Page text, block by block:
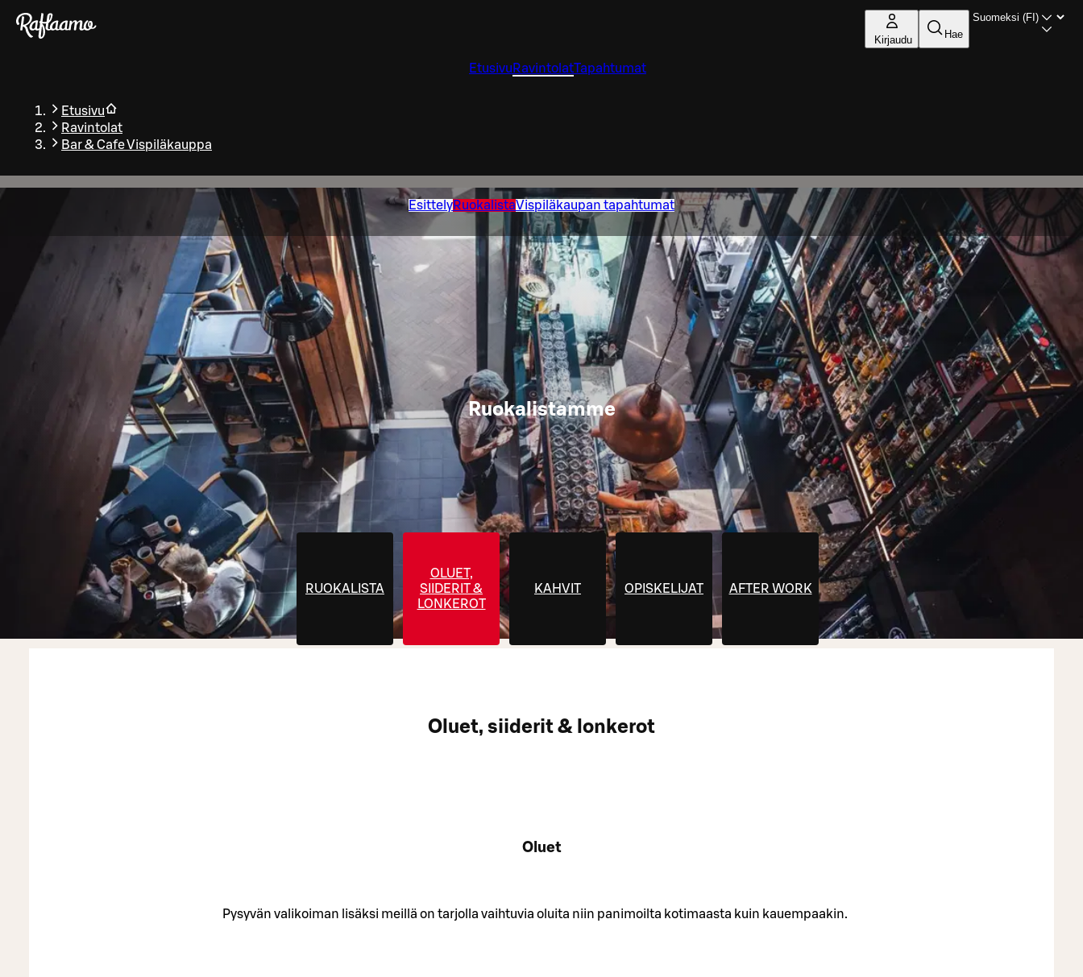
Siirry pääsisältöön
Kirjaudu Hae
Etusivu RavintolatTapahtumat
Etusivu
Ravintolat
Bar & Cafe Vispiläkauppa
EsittelyRuokalistaVispiläkaupan tapahtumat
Ruokalistamme
RUOKALISTA
OLUET,
SIIDERIT &
LONKEROT
KAHVIT OPISKELIJAT AFTER WORK
Oluet, siiderit & lonkerot
Oluet
Pysyvän valikoiman lisäksi meillä on tarjolla vaihtuvia oluita niin panimoilta kotimaasta kuin kauempaakin.